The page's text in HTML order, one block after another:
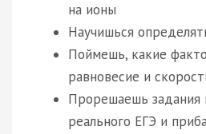
на ионы
Научишься
Поймешь, какие
равновесие и
Прорешаешь задания
реального ЕГЭ и